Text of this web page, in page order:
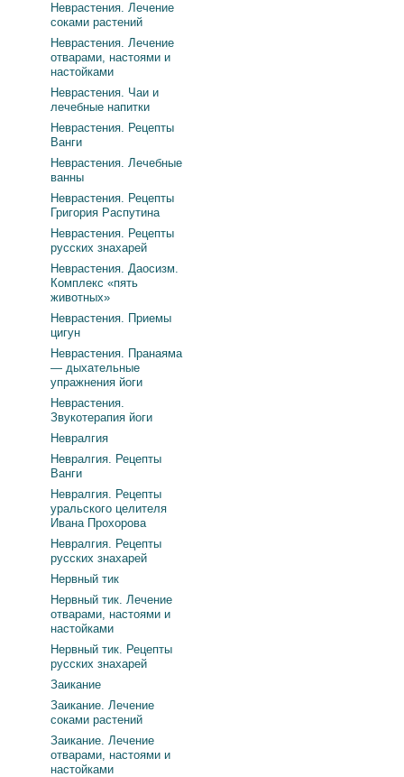
Неврастения. Лечение
соками растений
Неврастения. Лечение
отварами, настоями и
настойками
Неврастения. Чаи и
лечебные напитки
Неврастения. Рецепты
Ванги
Неврастения. Лечебные
ванны
Неврастения. Рецепты
Григория Распутина
Неврастения. Рецепты
русских знахарей
Неврастения. Даосизм.
Комплекс «пять
животных»
Неврастения. Приемы
цигун
Неврастения. Пранаяма
— дыхательные
упражнения йоги
Неврастения.
Звукотерапия йоги
Невралгия
Невралгия. Рецепты
Ванги
Невралгия. Рецепты
уральского целителя
Ивана Прохорова
Невралгия. Рецепты
русских знахарей
Нервный тик
Нервный тик. Лечение
отварами, настоями и
настойками
Нервный тик. Рецепты
русских знахарей
Заикание
Заикание. Лечение
соками растений
Заикание. Лечение
отварами, настоями и
настойками